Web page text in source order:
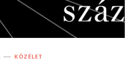
KÖZÉLET